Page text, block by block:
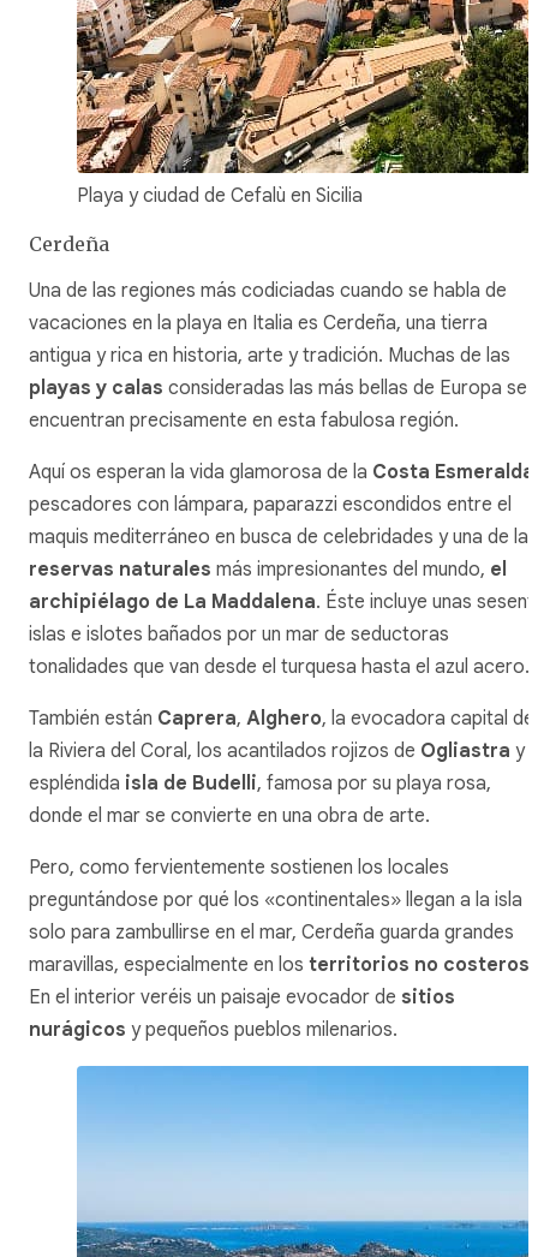
Playa y ciudad de Cefalù en Sicilia
Cerdeña
Una de las regiones más codiciadas cuando se habla de
vacaciones en la playa en Italia es Cerdeña, una tierra
antigua y rica en historia, arte y tradición. Muchas de las
playas y calas consideradas las más bellas de Europa se
encuentran precisamente en esta fabulosa región.
Aquí os esperan la vida glamorosa de la Costa Esmeralda
pescadores con lámpara, paparazzi escondidos entre el
maquis mediterráneo en busca de celebridades y una de las
reservas naturales más impresionantes del mundo, el
archipiélago de La Maddalena. Éste incluye unas
islas e islotes bañados por un mar de seductoras
tonalidades que van desde el turquesa hasta el azul acero.
También están Caprera, Alghero, la evocadora capital de
la Riviera del Coral, los acantilados rojizos de Ogliastra y
espléndida isla de Budelli, famosa por su playa rosa,
donde el mar se convierte en una obra de arte.
Pero, como fervientemente sostienen los locales
preguntándose por qué los «continentales» llegan a la isla
solo para zambullirse en el mar, Cerdeña guarda grandes
maravillas, especialmente en los territorios no costeros
En el interior veréis un paisaje evocador de sitios
nurágicos y pequeños pueblos milenarios.